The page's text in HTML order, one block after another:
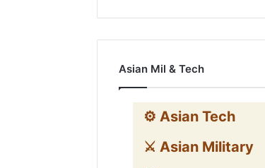
Asian Mil & Tech
⚙️ Asian Tech
⚔️ Asian Military